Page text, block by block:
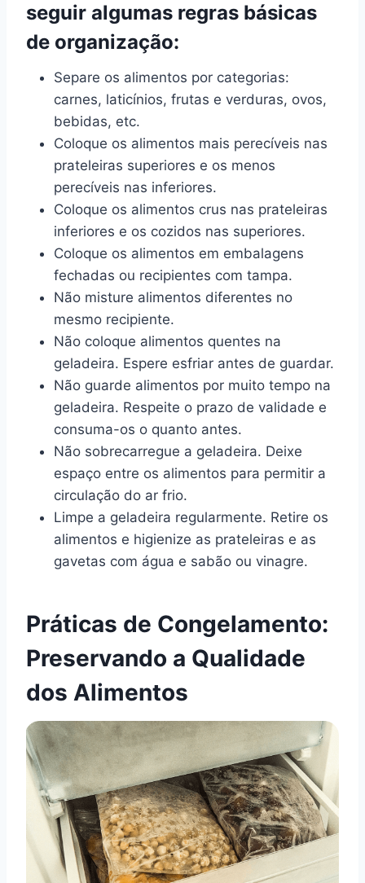
seguir algumas regras básicas
de organização:
Separe os alimentos por categorias:
carnes, laticínios, frutas e verduras, ovos,
bebidas, etc.
Coloque os alimentos mais perecíveis nas
prateleiras superiores e os menos
perecíveis nas inferiores.
Coloque os alimentos crus nas prateleiras
inferiores e os cozidos nas superiores.
Coloque os alimentos em embalagens
fechadas ou recipientes com tampa.
Não misture alimentos diferentes no
mesmo recipiente.
Não coloque alimentos quentes na
geladeira. Espere esfriar antes de guardar.
Não guarde alimentos por muito tempo na
geladeira. Respeite o prazo de validade e
consuma-os o quanto antes.
Não sobrecarregue a geladeira. Deixe
espaço entre os alimentos para permitir a
circulação do ar frio.
Limpe a geladeira regularmente. Retire os
alimentos e higienize as prateleiras e as
gavetas com água e sabão ou vinagre.
Práticas de Congelamento:
Preservando a Qualidade
dos Alimentos